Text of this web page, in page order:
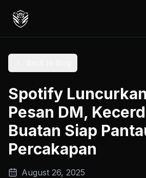
Spotify
Pesan DM,
Buatan Siap
Percakapan
August 26, 2025